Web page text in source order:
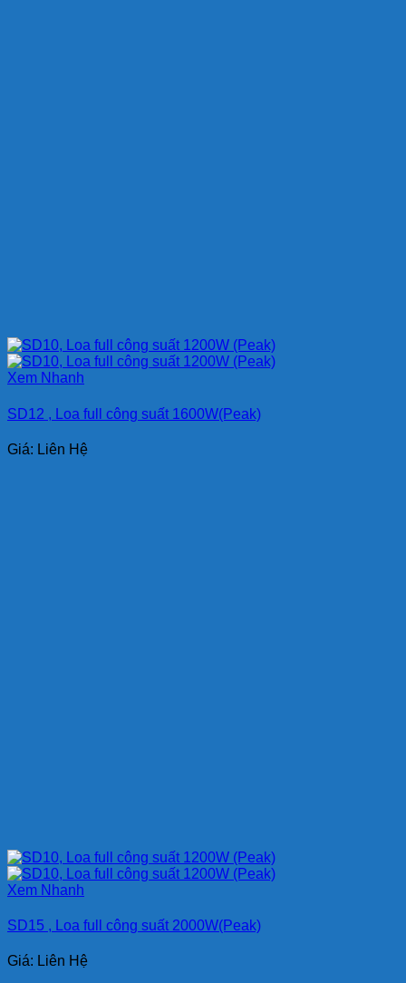
Xem Nhanh
SD12 , Loa full công suất 1600W(Peak)
Giá: Liên Hệ
Xem Nhanh
SD15 , Loa full công suất 2000W(Peak)
Giá: Liên Hệ